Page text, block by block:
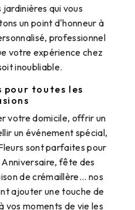
qui vous
un point d'honneur à
professionnel
votre expérience chez
inoubliable.
pour toutes les
votre domicile, offrir un
un événement spécial,
sont parfaites pour
fête des
de crémaillère... nos
ajouter une touche de
moments de vie les